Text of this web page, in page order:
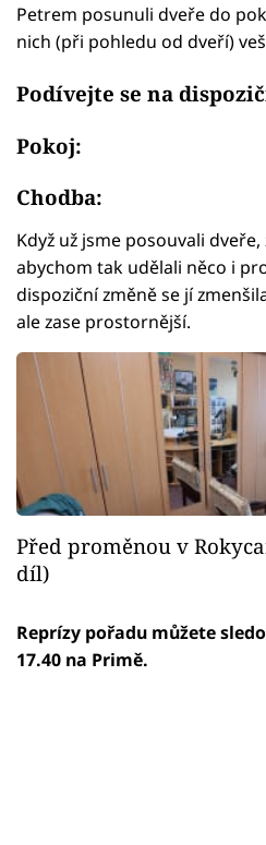
Petrem posunuli dveře do
nich (při pohledu od dveří)
Podívejte se na
Pokoj:
Chodba:
Když už jsme posouvali
abychom tak udělali něco i
dispoziční změně se jí
ale zase prostornější.
Před proměnou v
díl)
Reprízy pořadu můžete
17.40 na Primě.